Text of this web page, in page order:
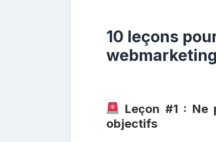
10 leçons
webmarketing
Leçon #1 : Ne
objectifs